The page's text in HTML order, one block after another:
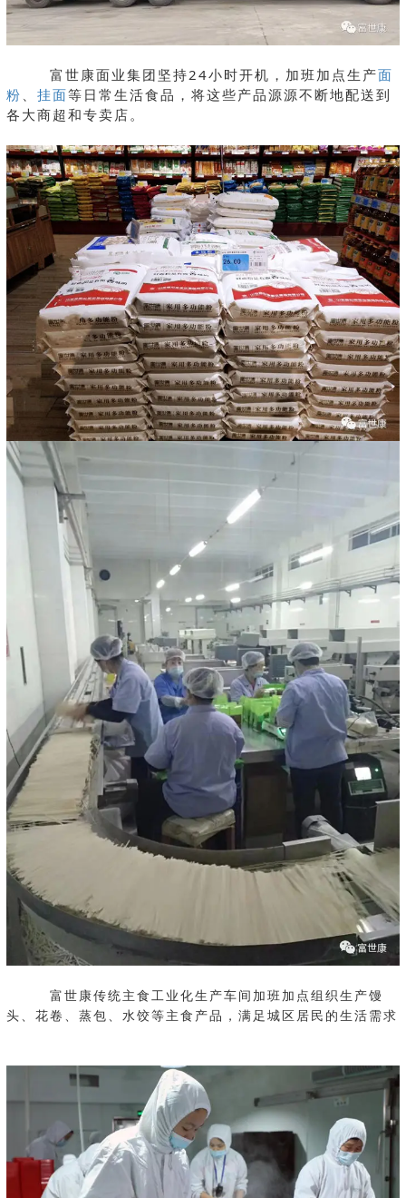
富世康面业集团坚持24小时开机，加班加点生产面
粉 、 挂面等日常生活食品，将这些产品源源不断地配送到
各大商超和专卖店。
富世康传统主食工业化生产车间加班加点组织生产馒
头、花卷、蒸包、水饺等主食产品，满足城区居民的生活需求